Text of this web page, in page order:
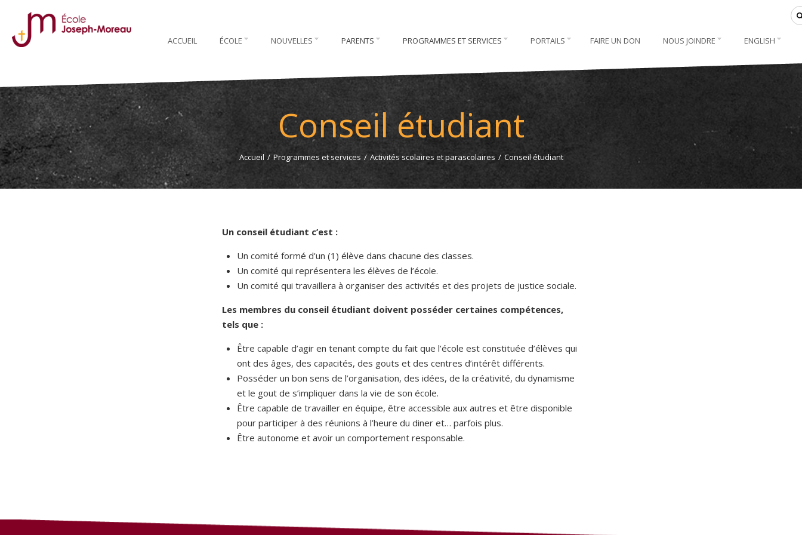
ACCUEIL ÉCOLE NOUVELLES PARENTS PROGRAMMES ET SERVICES PORTAILS FAIRE UN DON NOUS JOINDRE ENGLISH
Conseil étudiant
Accueil / Programmes et services / Activités scolaires et parascolaires / Conseil étudiant
Un conseil étudiant c’est :
Un comité formé d'un (1) élève dans chacune des classes.
Un comité qui représentera les élèves de l’école.
Un comité qui travaillera à organiser des activités et des projets de justice sociale.
Les membres du conseil étudiant doivent posséder certaines compétences,
tels que :
Être capable d’agir en tenant compte du fait que l’école est constituée d’élèves qui
ont des âges, des capacités, des gouts et des centres d’intérêt différents.
Posséder un bon sens de l’organisation, des idées, de la créativité, du dynamisme
et le gout de s’impliquer dans la vie de son école.
Être capable de travailler en équipe, être accessible aux autres et être disponible
pour participer à des réunions à l’heure du diner et… parfois plus.
Être autonome et avoir un comportement responsable.